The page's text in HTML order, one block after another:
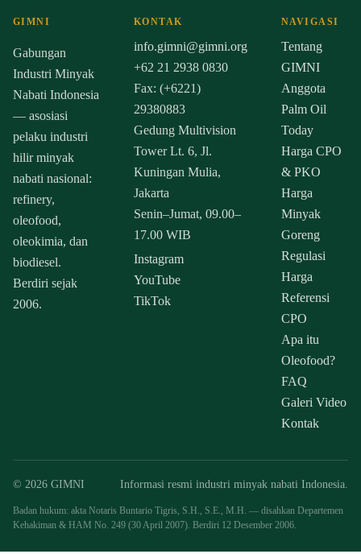
GIMNI
Gabungan
Industri Minyak
Nabati Indonesia
— asosiasi
pelaku industri
hilir minyak
nabati nasional:
refinery,
oleofood,
oleokimia, dan
biodiesel.
Berdiri sejak
2006.
KONTAK
info.gimni@gimni.org
+62 21 2938 0830
Fax: (+6221)
29380883
Gedung Multivision
Tower Lt. 6, Jl.
Kuningan Mulia,
Jakarta
Senin–Jumat, 09.00–
17.00 WIB
Instagram
YouTube
TikTok
NAVIGASI
Tentang
GIMNI
Anggota
Palm Oil
Today
Harga CPO
& PKO
Harga
Minyak
Goreng
Regulasi
Harga
Referensi
CPO
Apa itu
Oleofood?
FAQ
Galeri Video
Kontak
© 2026 GIMNI Informasi resmi industri minyak nabati Indonesia.
Badan hukum: akta Notaris Buntario Tigris, S.H., S.E., M.H. — disahkan Departemen
Kehakiman & HAM No. 249 (30 April 2007). Berdiri 12 Desember 2006.